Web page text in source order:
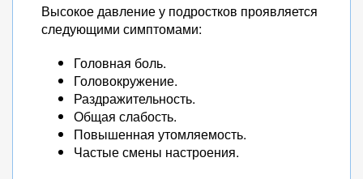
Высокое давление у подростков проявляется
следующими симптомами:
Головная боль.
Головокружение.
Раздражительность.
Общая слабость.
Повышенная утомляемость.
Частые смены настроения.